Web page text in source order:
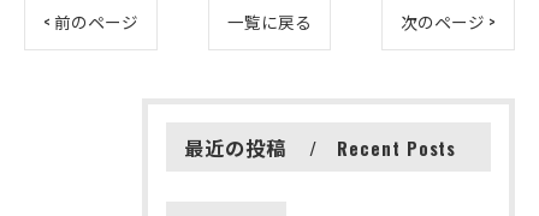
< 前のページ 一覧に戻る 次のページ >
最近の投稿 Recent Posts